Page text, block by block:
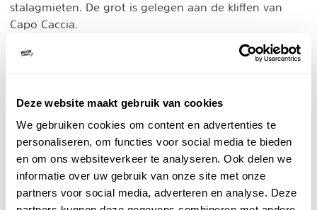
Deze website maakt gebruik van cookies
We gebruiken cookies om content en advertenties te
personaliseren, om functies voor social media te bieden
en om ons websiteverkeer te analyseren. Ook delen we
informatie over uw gebruik van onze site met onze
partners voor social media, adverteren en analyse. Deze
stalagmieten. De grot is gelegen aan de kliffen van
Capo Caccia.
6. Proef de lokale keuken
(gevulde pasta), porceddu (geroosterd speenvarken)
en seadas (gefrituurde deegkussentjes met kaas en
honing). Bezoek lokale markten om verse producten
en ambachtelijke kazen te kopen.
7. Verken historische sites